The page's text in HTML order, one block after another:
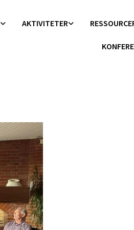
AKTIVITETER